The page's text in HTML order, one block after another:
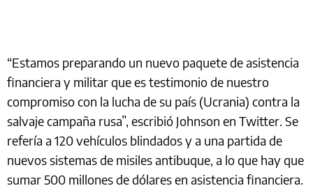
“Estamos preparando un nuevo paquete de asistencia
financiera y militar que es testimonio de nuestro
compromiso con la lucha de su país (Ucrania) contra la
salvaje campaña rusa”, escribió Johnson en Twitter. Se
refería a 120 vehículos blindados y a una partida de
nuevos sistemas de misiles antibuque, a lo que hay que
sumar 500 millones de dólares en asistencia financiera.